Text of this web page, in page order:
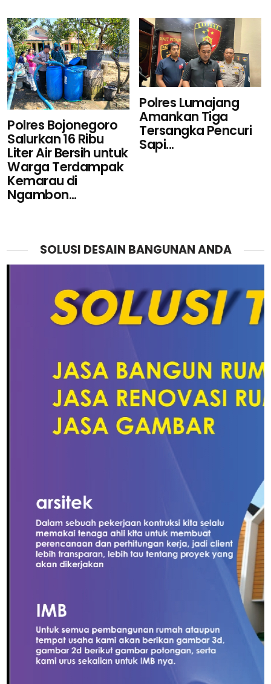
Polres Bojonegoro
Salurkan 16 Ribu
Liter Air Bersih untuk
Warga Terdampak
Kemarau di
Ngambon...
Polres Lumajang
Amankan Tiga
Tersangka Pencuri
Sapi...
SOLUSI DESAIN BANGUNAN ANDA